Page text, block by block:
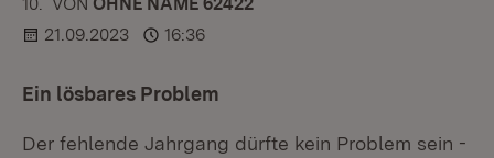
21.09.2023
16:36
Ein lösbares Problem
Der fehlende Jahrgang dürfte kein Problem sein -